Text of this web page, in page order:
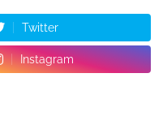
Twitter
Instagram